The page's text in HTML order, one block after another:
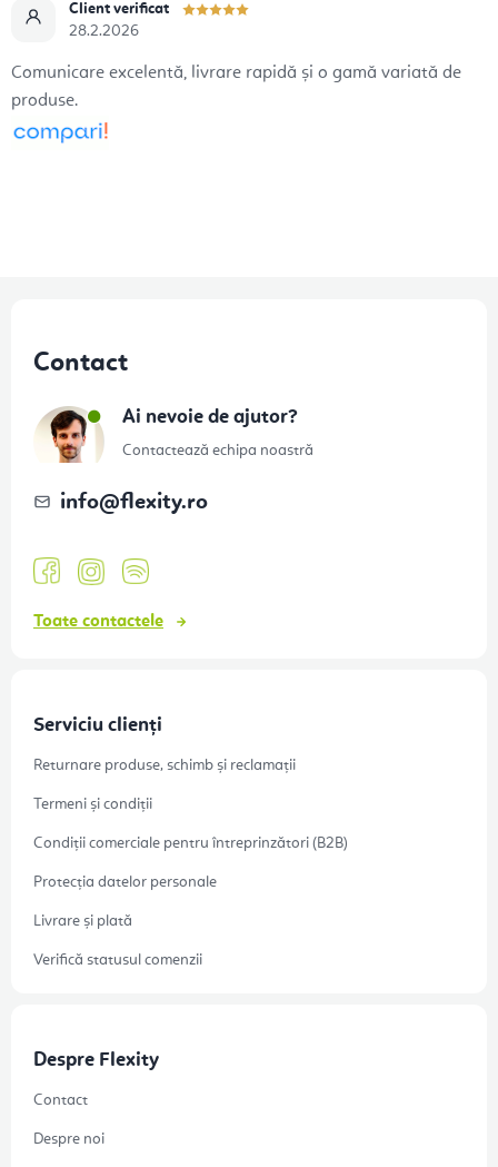
Client verificat
28.2.2026
Comunicare excelentă, livrare rapidă și o gamă variată de
produse.
Contact
Ai nevoie de ajutor?
Contactează echipa noastră
info@flexity.ro
Toate contactele
Serviciu clienți
Returnare produse, schimb și reclamații
Termeni și condiții
Condiții comerciale pentru întreprinzători (B2B)
Protecția datelor personale
Livrare și plată
Verifică statusul comenzii
Despre Flexity
Contact
Despre noi